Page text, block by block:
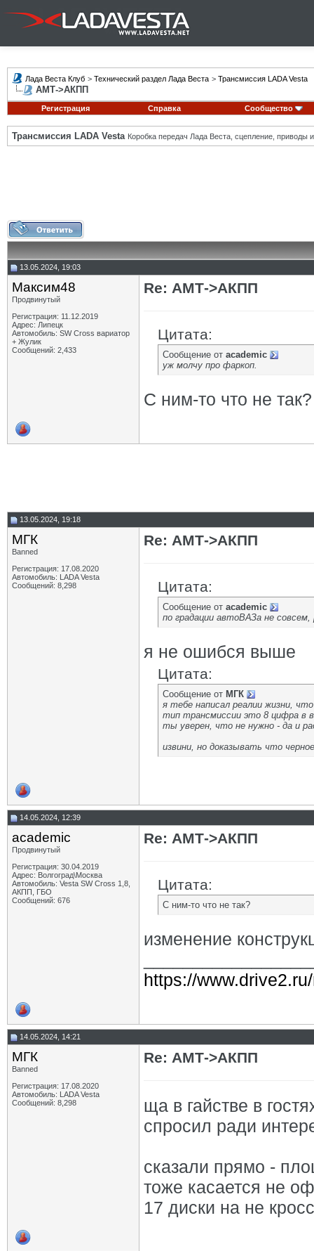
Лада Веста Клуб > Технический раздел Лада Веста > Трансмиссия LADA Vesta
АМТ->АКПП
Регистрация Справка Сообщество
Трансмиссия LADA Vesta Коробка передач Лада Веста, сцепление, приводы и
13.05.2024, 19:03
Максим48
Продвинутый
Регистрация: 11.12.2019
Адрес: Липецк
Автомобиль: SW Cross вариатор
+ Жулик
Сообщений: 2,433
Re: АМТ->АКПП
Цитата:
Сообщение от academic
уж молчу про фаркоп.
С ним-то что не так?
13.05.2024, 19:18
МГК
Banned
Регистрация: 17.08.2020
Автомобиль: LADA Vesta
Сообщений: 8,298
Re: АМТ->АКПП
Цитата:
Сообщение от academic
по градации автоВАЗа не
я не ошибся выше
Цитата:
Сообщение от МГК
я тебе написал реалии жизни,
тип трансмиссии это 8 цифра в
ты уверен, что не нужно - да и
извини, но доказывать что
14.05.2024, 12:39
academic
Продвинутый
Регистрация: 30.04.2019
Адрес: Волгоград\Москва
Автомобиль: Vesta SW Cross 1,8,
АКПП, ГБО
Сообщений: 676
Re: АМТ->АКПП
Цитата:
С ним-то что не так?
изменение
https://
14.05.2024, 14:21
МГК
Banned
Регистрация: 17.08.2020
Автомобиль: LADA Vesta
Сообщений: 8,298
Re: АМТ->АКПП
ща в гайстве в
спросил ради
сказали прямо -
тоже касается не
17 диски на не